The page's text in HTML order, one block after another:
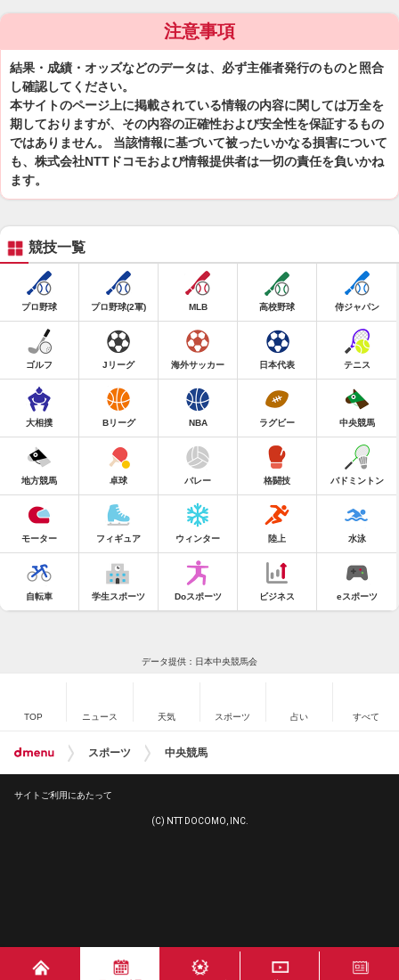
注意事項
結果・成績・オッズなどのデータは、必ず主催者発行のものと照合
し確認してください。
本サイトのページ上に掲載されている情報の内容に関しては万全を
期しておりますが、その内容の正確性および安全性を保証するもの
ではありません。 当該情報に基づいて被ったいかなる損害について
も、株式会社NTTドコモおよび情報提供者は一切の責任を負いかね
ます。
競技一覧
プロ野球 プロ野球(2軍) MLB 高校野球 侍ジャパン
ゴルフ Jリーグ 海外サッカー 日本代表 テニス
大相撲 Bリーグ NBA ラグビー 中央競馬
地方競馬 卓球 バレー 格闘技 バドミントン
モーター フィギュア ウィンター 陸上 水泳
自転車 学生スポーツ Doスポーツ ビジネス eスポーツ
データ提供：日本中央競馬会
TOP ニュース 天気 スポーツ 占い すべて
スポーツ 中央競馬
サイトご利用にあたって
(C) NTT DOCOMO, INC.